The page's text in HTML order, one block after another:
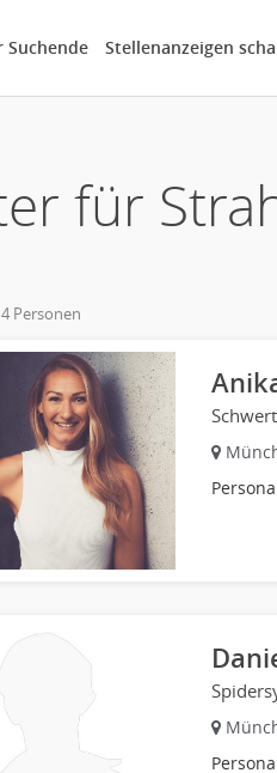
Suchende Stellenanzeigen
für
Personen